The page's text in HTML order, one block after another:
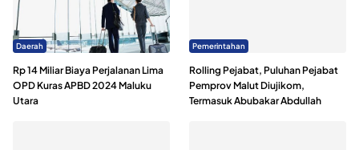
Daerah
Rp 14 Miliar Biaya Perjalanan Lima
OPD Kuras APBD 2024 Maluku
Utara
Pemerintahan
Rolling Pejabat, Puluhan Pejabat
Pemprov Malut Diujikom,
Termasuk Abubakar Abdullah